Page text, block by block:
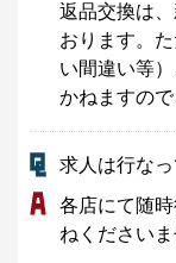
返品交換は
おります。
い間違い等
かねますので
求人は行な
各店にて随
ねくださいま